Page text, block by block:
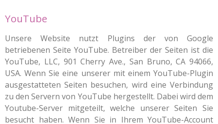
YouTube
Unsere Website nutzt Plugins der von Google
betriebenen Seite YouTube. Betreiber der Seiten ist die
YouTube, LLC, 901 Cherry Ave., San Bruno, CA 94066,
USA. Wenn Sie eine unserer mit einem YouTube-Plugin
ausgestatteten Seiten besuchen, wird eine Verbindung
zu den Servern von YouTube hergestellt. Dabei wird dem
Youtube-Server mitgeteilt, welche unserer Seiten Sie
besucht haben. Wenn Sie in Ihrem YouTube-Account